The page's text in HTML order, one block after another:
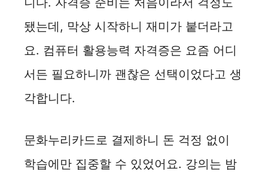
됐는데, 막상 시작하니 재미가 붙더라고
요. 컴퓨터 활용능력 자격증은 요즘 어디
서든 필요하니까 괜찮은 선택이었다고 생
각합니다.
문화누리카드로 결제하니 돈 걱정 없이
학습에만 집중할 수 있었어요. 강의는 밤